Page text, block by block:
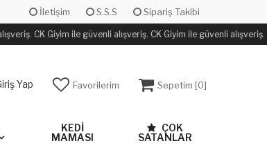
İletişim S.S.S Sipariş Takibi
CK Giyim ile güvenli alışveriş. CK Giyim ile güvenli alışveriş.
Yap Favorilerim Sepetim [0]
KEDİ
MAMASI
ÇOK
SATANLAR